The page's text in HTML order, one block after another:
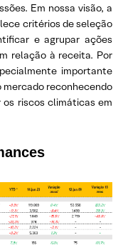
Em nossa visão, a
critérios de seleção
e agrupar ações
relação à receita. Por
importante
reconhecendo
riscos climáticas em